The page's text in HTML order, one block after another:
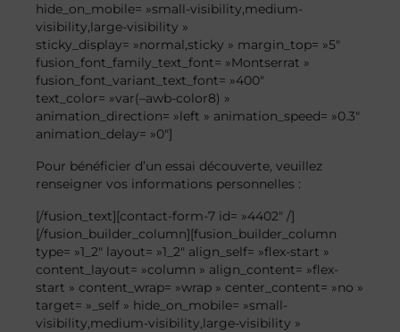
hide_on_mobile= »small-visibility,medium-
visibility,large-visibility »
sticky_display= »normal,sticky » margin_top= »5″
fusion_font_family_text_font= »Montserrat »
fusion_font_variant_text_font= »400″
text_color= »var(–awb-color8) »
animation_direction= »left » animation_speed= »0.3″
animation_delay= »0″]
Pour bénéficier d’un essai découverte, veuillez
renseigner vos informations personnelles :
[/fusion_text][contact-form-7 id= »4402″ /]
[/fusion_builder_column][fusion_builder_column
type= »1_2″ layout= »1_2″ align_self= »flex-start »
content_layout= »column » align_content= »flex-
start » content_wrap= »wrap » center_content= »no »
target= »_self » hide_on_mobile= »small-
visibility,medium-visibility,large-visibility »